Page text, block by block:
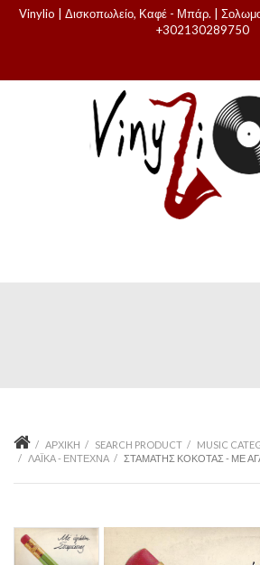
Vinylio | Δισκοπωλείο, Καφέ - Μπάρ. |
+302130289750
ΑΡΧΙΚΉ SEARCH PRODUCT MUSIC
ΛΑΪΚΆ - ΈΝΤΕΧΝΑ
ΣΤΑΜΆΤΗΣ ΚΌΚΟΤΑΣ - ΜΕ